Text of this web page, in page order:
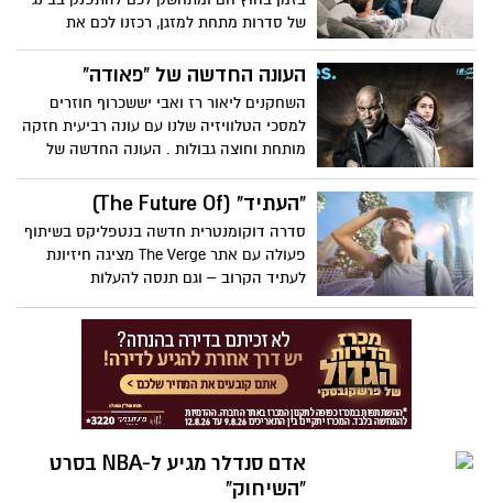
"לעולם אל תפסיק לחלום: חייו ומורשתו של
שמעון פרס" - קריין גו'רג קלוני (התנדב
למשימה). מרואיינים כמעריצים - נשיאי
ארה"ב ועוד. צפיית חובה
של סדרות מתחת למזגן, רכזנו לכם את
הרשימה ההמלצות שלנו בנטפליקס לחודשי
הקיץ...
העונה החדשה של "פאודה"
השחקנים ליאור רז ואבי יששכרוף חוזרים
למסכי הטלוויזיה שלנו עם עונה רביעית חזקה
מותחת וחוצה גבולות . העונה החדשה של
בימי רביעי בשעה 22:00 ב-yes וב-STINGTV
"העתיד" (The Future Of)
סדרה דוקומנטרית חדשה בנטפליקס בשיתוף
פעולה עם אתר The Verge מציגה חיזיונת
לעתיד הקרוב – וגם תנסה להעלות
עד כמה שרואים שקוף.
אדם סנדלר מגיע ל-NBA בסרט
“השיחוק”